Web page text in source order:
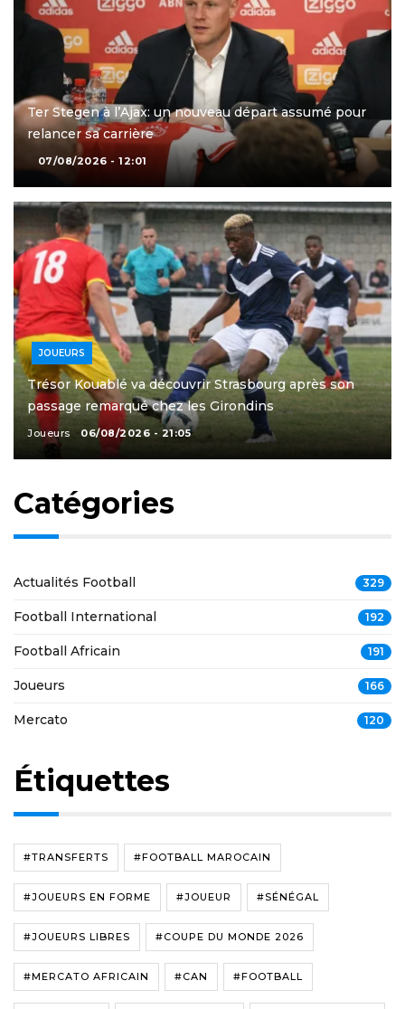
Ter Stegen à l’Ajax: un nouveau départ assumé pour
relancer sa carrière
07/08/2026 - 12:01
JOUEURS
Trésor Kouablé va découvrir Strasbourg après son
passage remarqué chez les Girondins
Joueurs 06/08/2026 - 21:05
Catégories
Actualités Football 329
Football International 192
Football Africain 191
Joueurs 166
Mercato 120
Étiquettes
#TRANSFERTS #FOOTBALL MAROCAIN
#JOUEURS EN FORME #JOUEUR #SÉNÉGAL
#JOUEURS LIBRES #COUPE DU MONDE 2026
#MERCATO AFRICAIN #CAN #FOOTBALL